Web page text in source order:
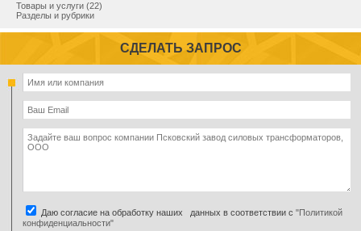
Товары и услуги (22)
Разделы и рубрики
СДЕЛАТЬ ЗАПРОС
Даю согласие на обработку наших данных в соответствии с "Политикой
конфиденциальности"